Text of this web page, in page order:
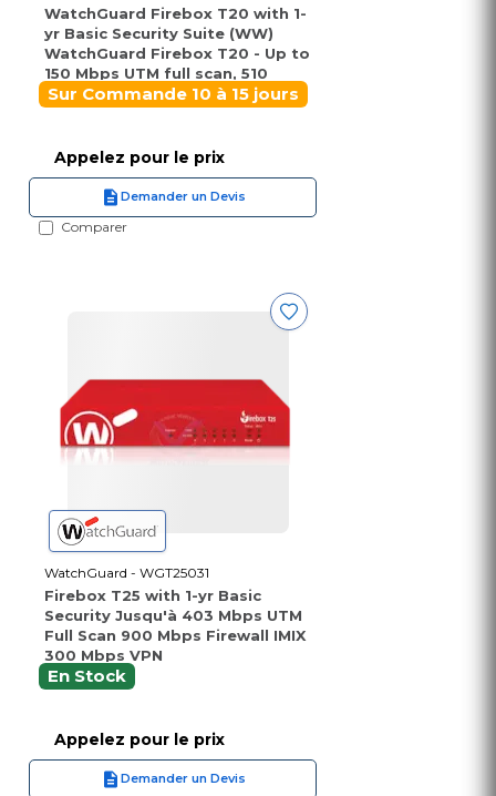
WatchGuard Firebox T20 with 1-
yr Basic Security Suite (WW)
WatchGuard Firebox T20 - Up to
150 Mbps UTM full scan, 510
Mbps Firewall IMIX
Sur Commande 10 à 15 jours
Appelez pour le prix
Demander un Devis
Comparer
WatchGuard - WGT25031
Firebox T25 with 1-yr Basic
Security Jusqu'à 403 Mbps UTM
Full Scan 900 Mbps Firewall IMIX
300 Mbps VPN
En Stock
Appelez pour le prix
Demander un Devis